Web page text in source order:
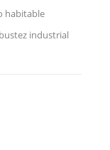
habitable
industrial